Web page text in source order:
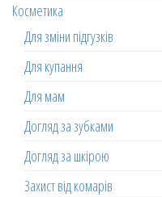
Косметика
Для зміни підгузків
Для купання
Для мам
Догляд за зубками
Догляд за шкірою
Захист від комарів